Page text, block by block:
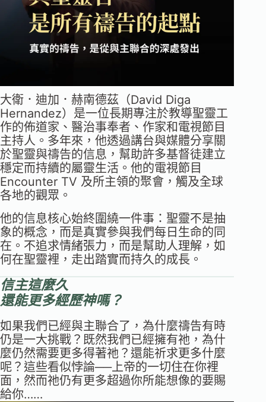
大衛．迪加．赫南德茲（David Diga
Hernandez）是一位長期專注於教導聖靈工
作的佈道家、醫治事奉者、作家和電視節目
主持人。多年來，他透過講台與媒體分享關
於聖靈與禱告的信息，幫助許多基督徒建立
穩定而持續的屬靈生活。他的電視節目
Encounter TV 及所主領的聚會，觸及全球
各地的觀眾。
他的信息核心始終圍繞一件事：聖靈不是抽
象的概念，而是真實參與我們每日生命的同
在。不追求情緒張力，而是幫助人理解，如
何在聖靈裡，走出踏實而持久的成長。
信主這麼久
還能更多經歷神嗎？
如果我們已經與主聯合了，為什麼禱告有時
仍是一大挑戰？既然我們已經擁有祂，為什
麼仍然需要更多得著祂？還能祈求更多什麼
呢？這些看似悖論──上帝的一切住在你裡
面，然而祂仍有更多超過你所能想像的要賜
給你……